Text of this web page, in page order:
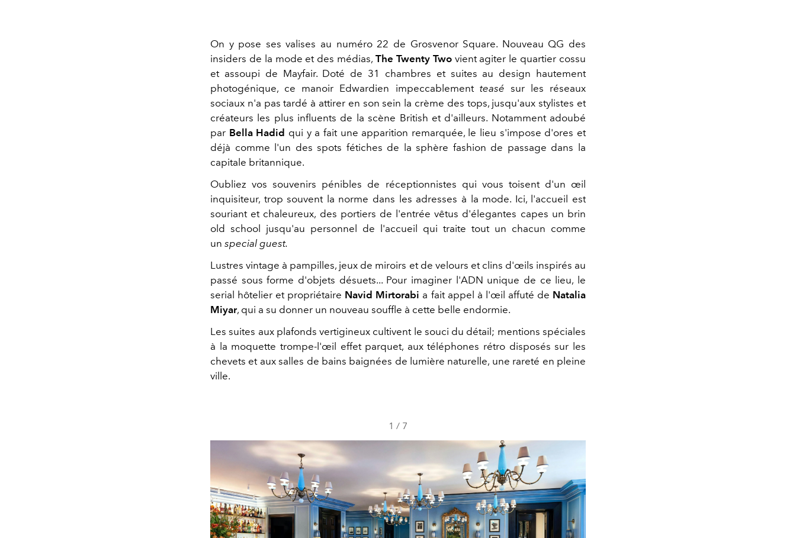
On y pose ses valises au numéro 22 de Grosvenor Square. Nouveau QG des
insiders de la mode et des médias, The Twenty Twovient agiter le quartier cossu
et assoupi de Mayfair. Doté de 31 chambres et suites au design hautement
photogénique, ce manoir Edwardien impeccablement teasé sur les réseaux
sociaux n'a pas tardé à attirer en son sein la crème des tops, jusqu'aux stylistes et
créateurs les plus influents de la scène British et d'ailleurs. Notamment adoubé
par Bella Hadid qui y a fait une apparition remarquée, le lieu s'impose d'ores et
déjà comme l'un des spots fétiches de la sphère fashion de passage dans la
capitale britannique.
Oubliez vos souvenirs pénibles de réceptionnistes qui vous toisent d'un œil
inquisiteur, trop souvent la norme dans les adresses à la mode. Ici, l'accueil est
souriant et chaleureux, des portiers de l'entrée vêtus d'élegantes capes un brin
old school jusqu'au personnel de l'accueil qui traite tout un chacun comme
un special guest.
Lustres vintage à pampilles, jeux de miroirs et de velours et clins d'œils inspirés au
passé sous forme d'objets désuets... Pour imaginer l'ADN unique de ce lieu, le
serial hôtelier et propriétaire Navid Mirtorabi a fait appel à l'œil affuté de Natalia
Miyar, qui a su donner un nouveau souffle à cette belle endormie.
Les suites aux plafonds vertigineux cultivent le souci du détail; mentions spéciales
à la moquette trompe-l'œil effet parquet, aux téléphones rétro disposés sur les
chevets et aux salles de bains baignées de lumière naturelle, une rareté en pleine
ville.
1 / 7